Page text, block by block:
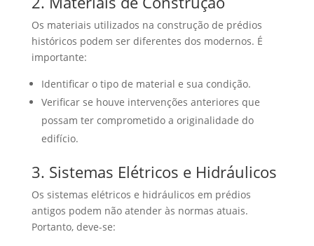
Os materiais utilizados na construção de prédios
históricos podem ser diferentes dos modernos. É
importante:
Identificar o tipo de material e sua condição.
Verificar se houve intervenções anteriores que
possam ter comprometido a originalidade do
edifício.
3. Sistemas Elétricos e Hidráulicos
Os sistemas elétricos e hidráulicos em prédios
antigos podem não atender às normas atuais.
Portanto, deve-se: